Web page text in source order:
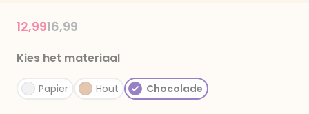
Price reduced from
16,99to
12,99
Kies het materiaal
Papier Hout Chocolade